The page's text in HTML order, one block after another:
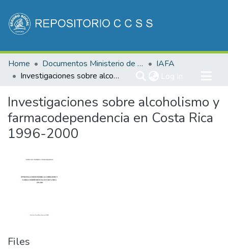
Communities & Collections
All of DSpace
Home Documentos Ministerio de Salud
IAFA
Investigaciones sobre alcoholismo y farmacodependencia en Costa Rica 1996-2000
Investigaciones sobre alcoholismo y
farmacodependencia en Costa Rica
1996-2000
Files